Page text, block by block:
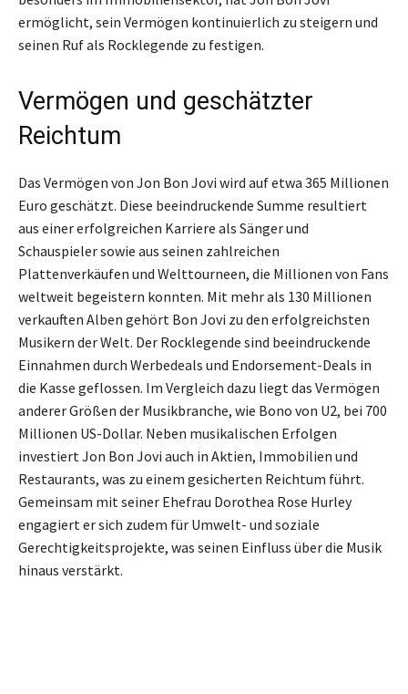
ermöglicht, sein Vermögen kontinuierlich zu steigern und
seinen Ruf als Rocklegende zu festigen.
Vermögen und geschätzter
Reichtum
Das Vermögen von Jon Bon Jovi wird auf etwa 365 Millionen
Euro geschätzt. Diese beeindruckende Summe resultiert
aus einer erfolgreichen Karriere als Sänger und
Schauspieler sowie aus seinen zahlreichen
Plattenverkäufen und Welttourneen, die Millionen von Fans
weltweit begeistern konnten. Mit mehr als 130 Millionen
verkauften Alben gehört Bon Jovi zu den erfolgreichsten
Musikern der Welt. Der Rocklegende sind beeindruckende
Einnahmen durch Werbedeals und Endorsement-Deals in
die Kasse geflossen. Im Vergleich dazu liegt das Vermögen
anderer Größen der Musikbranche, wie Bono von U2, bei 700
Millionen US-Dollar. Neben musikalischen Erfolgen
investiert Jon Bon Jovi auch in Aktien, Immobilien und
Restaurants, was zu einem gesicherten Reichtum führt.
Gemeinsam mit seiner Ehefrau Dorothea Rose Hurley
engagiert er sich zudem für Umwelt- und soziale
Gerechtigkeitsprojekte, was seinen Einfluss über die Musik
hinaus verstärkt.